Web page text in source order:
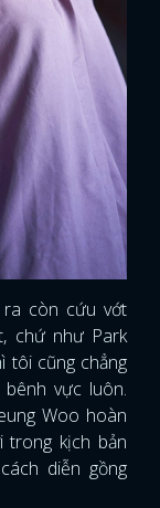
ra còn cứu vớt
chứ như Park
tôi cũng chẳng
vực luôn.
Woo hoàn
kịch bản
diễn gồng